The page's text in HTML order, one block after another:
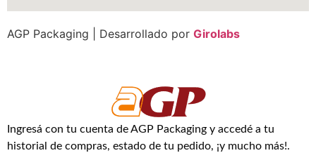
AGP Packaging | Desarrollado por Girolabs
Ingresá con tu cuenta de AGP Packaging y accedé a tu
historial de compras, estado de tu pedido, ¡y mucho más!.